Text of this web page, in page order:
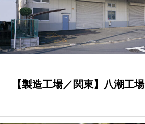
【製造工場／関東】八潮工場